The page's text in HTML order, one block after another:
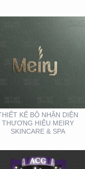
KẾ BỘ NHẬN DIỆN
THƯƠNG HIỆU MEIRY
SKINCARE & SPA
THIẾT KẾ THI CÔNG
GIAN HÀNG ACG –